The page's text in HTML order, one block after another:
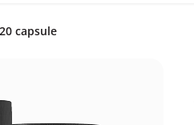
capsule